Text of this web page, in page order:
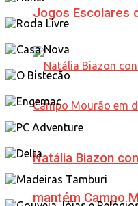
Jogos Escolares
Natália Biazon
mantém Campo